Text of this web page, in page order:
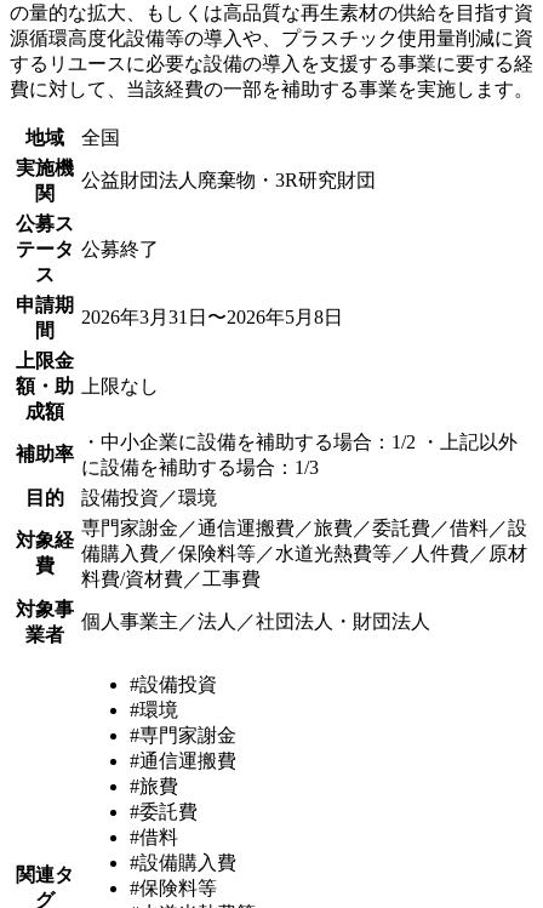
の量的な拡大、もしくは高品質な再生素材の供給を目指す資
源循環高度化設備等の導入や、プラスチック使用量削減に資
するリユースに必要な設備の導入を支援する事業に要する経
費に対して、当該経費の一部を補助する事業を実施します。
地域
全国
実施機
関
公益財団法人廃棄物・3R研究財団
公募ス
テータ
ス
公募終了
申請期
間
2026年3月31日〜2026年5月8日
上限金
額・助
成額
上限なし
補助率
・中小企業に設備を補助する場合：1/2 ・上記以外
に設備を補助する場合：1/3
目的
設備投資／環境
対象経
費
専門家謝金／通信運搬費／旅費／委託費／借料／設
備購入費／保険料等／水道光熱費等／人件費／原材
料費/資材費／工事費
対象事
業者
個人事業主／法人／社団法人・財団法人
関連タ
グ
#設備投資
#環境
#専門家謝金
#通信運搬費
#旅費
#委託費
#借料
#設備購入費
#保険料等